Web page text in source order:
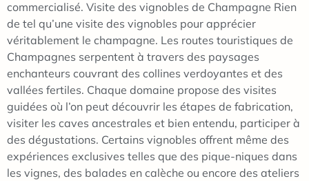
commercialisé. Visite des vignobles de Champagne Rien
de tel qu’une visite des vignobles pour apprécier
véritablement le champagne. Les routes touristiques de
Champagnes serpentent à travers des paysages
enchanteurs couvrant des collines verdoyantes et des
vallées fertiles. Chaque domaine propose des visites
guidées où l’on peut découvrir les étapes de fabrication,
visiter les caves ancestrales et bien entendu, participer à
des dégustations. Certains vignobles offrent même des
expériences exclusives telles que des pique-niques dans
les vignes, des balades en calèche ou encore des ateliers